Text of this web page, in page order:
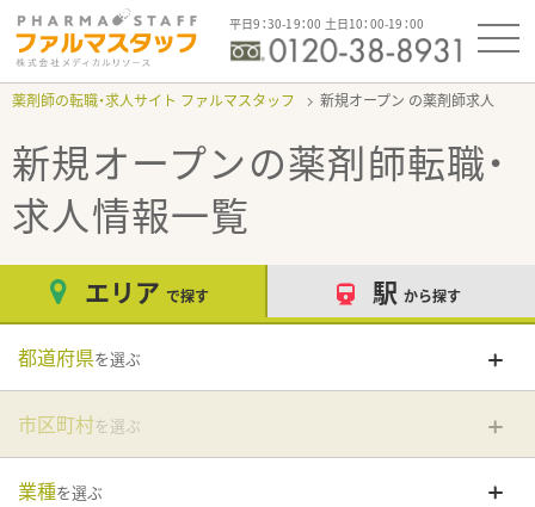
平日9：30-19：00 土日10：00-19：00
薬剤師の転職・求人サイト ファルマスタッフ 新規オープン
新規オープンの薬剤師転職・
求人情報一覧
エリア で探す 駅 から探す
都道府県を選ぶ
市区町村を選ぶ
業種を選ぶ